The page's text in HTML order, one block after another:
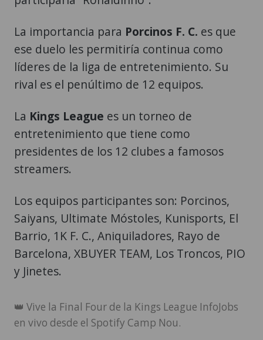
La importancia para Porcinos F. C. es que
ese duelo les permitiría continua como
líderes de la liga de entretenimiento. Su
rival es el penúltimo de 12 equipos.
La Kings League es un torneo de
entretenimiento que tiene como
presidentes de los 12 clubes a famosos
streamers.
Los equipos participantes son: Porcinos,
Saiyans, Ultimate Móstoles, Kunisports, El
Barrio, 1K F. C., Aniquiladores, Rayo de
Barcelona, XBUYER TEAM, Los Troncos, PIO
y Jinetes.
👑 Vive la Final Four de la Kings League InfoJobs
en vivo desde el Spotify Camp Nou.